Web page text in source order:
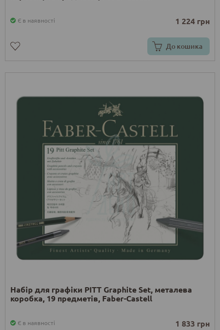
Є в наявності 1 224 грн
До кошика
Набір для графіки PITT Graphite Set, металева
коробка, 19 предметів, Faber-Castell
Є в наявності 1 833 грн